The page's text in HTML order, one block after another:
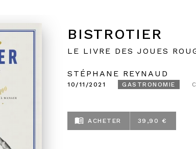
BISTROTIER
LE LIVRE DES JOUES
STÉPHANE REYNAUD
10/11/2021 GASTRONOMIE
menu_book ACHETER 39,90 €